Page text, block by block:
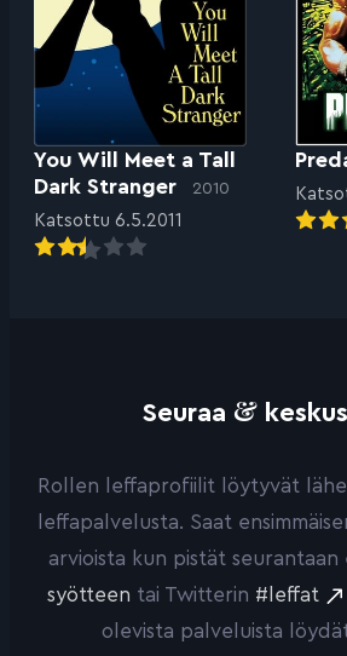
You Will Meet a Tall
Dark Stranger
2010
Katsottu 6.5.2011
Seuraa &
Rollen leffaprofiilit löytyvät
leffapalvelusta. Saat
arvioista kun pistät seurantaan
syötteen tai Twitterin #leffat
olevista palveluista